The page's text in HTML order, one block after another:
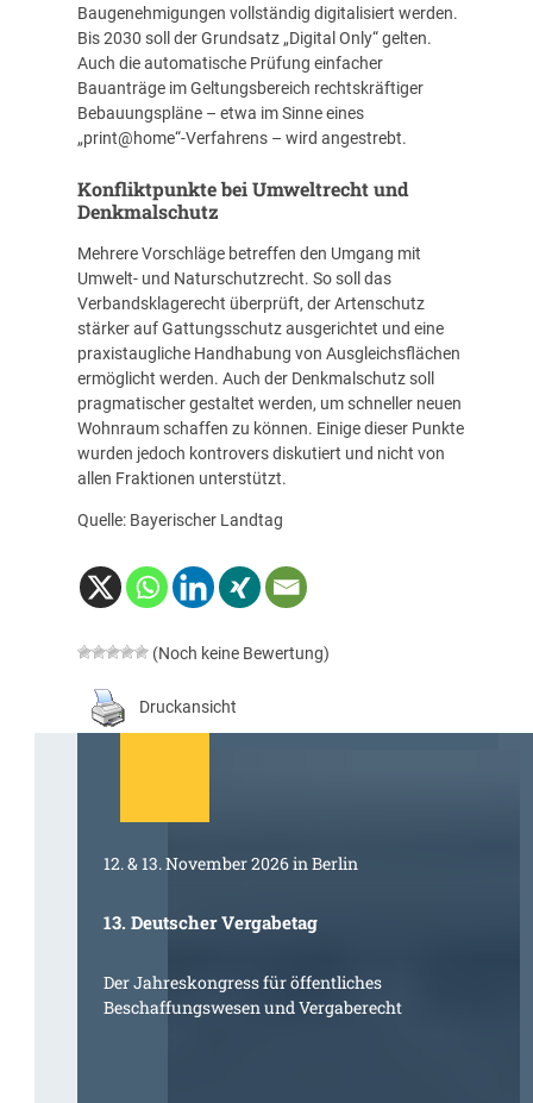
Baugenehmigungen vollständig digitalisiert werden.
Bis 2030 soll der Grundsatz „Digital Only“ gelten.
Auch die automatische Prüfung einfacher
Bauanträge im Geltungsbereich rechtskräftiger
Bebauungspläne – etwa im Sinne eines
„print@home“-Verfahrens – wird angestrebt.
Konfliktpunkte bei Umweltrecht und
Denkmalschutz
Mehrere Vorschläge betreffen den Umgang mit
Umwelt- und Naturschutzrecht. So soll das
Verbandsklagerecht überprüft, der Artenschutz
stärker auf Gattungsschutz ausgerichtet und eine
praxistaugliche Handhabung von Ausgleichsflächen
ermöglicht werden. Auch der Denkmalschutz soll
pragmatischer gestaltet werden, um schneller neuen
Wohnraum schaffen zu können. Einige dieser Punkte
wurden jedoch kontrovers diskutiert und nicht von
allen Fraktionen unterstützt.
Quelle: Bayerischer Landtag
(Noch keine Bewertung)
Druckansicht
12. & 13. November 2026 in Berlin
13. Deutscher Vergabetag
Der Jahreskongress für öffentliches
Beschaffungswesen und Vergaberecht